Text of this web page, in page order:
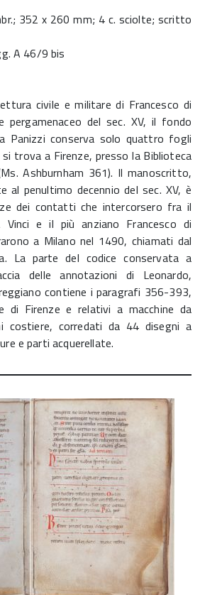
352 x 260 mm; 4 c. sciolte; scritto
A 46/9 bis
civile e militare di Francesco di
pergamenaceo del sec. XV, il fondo
Panizzi conserva solo quattro fogli
trova a Firenze, presso la Biblioteca
Ashburnham 361). Il manoscritto,
al penultimo decennio del sec. XV, è
dei contatti che intercorsero fra il
Vinci e il più anziano Francesco di
a Milano nel 1490, chiamati dal
La parte del codice conservata a
delle annotazioni di Leonardo,
contiene i paragrafi 356-393,
di Firenze e relativi a macchine da
costiere, corredati da 44 disegni a
e parti acquerellate.